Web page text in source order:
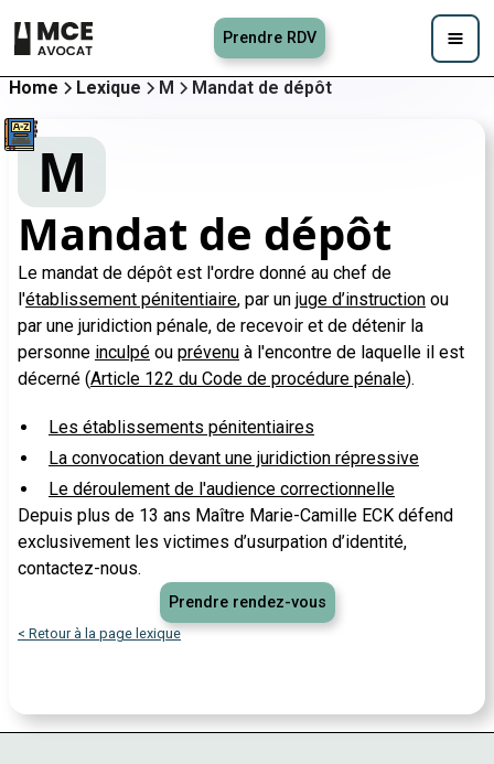
Prendre RDV
Home Lexique M Mandat de dépôt
M
Mandat de dépôt
Le mandat de dépôt est l'ordre donné au chef de
l'établissement pénitentiaire, par un juge d’instruction ou
par une juridiction pénale, de recevoir et de détenir la
personne inculpé ou prévenu à l'encontre de laquelle il est
décerné (Article 122 du Code de procédure pénale).
Les établissements pénitentiaires
La convocation devant une juridiction répressive
Le déroulement de l'audience correctionnelle
Depuis plus de 13 ans Maître Marie-Camille ECK défend
exclusivement les victimes d’usurpation d’identité,
contactez-nous.
Prendre rendez-vous
< Retour à la page lexique